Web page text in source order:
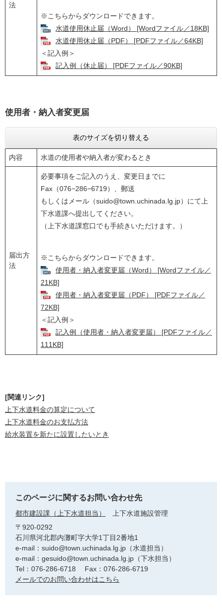
法
※こちらからダウンロードできます。
水道使用休止届（Word） [Wordファイル／18KB]
水道使用休止届（PDF） [PDFファイル／64KB]
＜記入例＞
記入例（休止届） [PDFファイル／90KB]
使用者・納入者変更届
表のサイズを切り替える
内容 水道の使用者や納入者が変わるとき
届出方
法
必要事項をご記入のうえ、変更日までに
Fax（076−286−6719）、郵送
もしくはメール（suido@town.uchinada.lg.jp）にて上
下水道課へ提出してください。
（上下水道課窓口でも手続きいただけます。）
※こちらからダウンロードできます。
使用者・納入者変更届（Word） [Wordファイル／
21KB]
使用者・納入者変更届（PDF） [PDFファイル／
72KB]
＜記入例＞
記入例（使用者・納入者変更届） [PDFファイル／
111KB]
[関連リンク]
上下水道料金の算定について
上下水道料金のお支払方法
給水装置を新たに設置したいとき
このページに関するお問い合わせ先
都市建設課（上下水道担当）
上下水道施設管理
〒920-0292
石川県河北郡内灘町字大学1丁目2番地1
e-mail：suido@town.uchinada.lg.jp（水道担当）
e-mail：gesuido@town.uchinada.lg.jp（下水担当）
Tel：076-286-6718
Fax：076-286-6719
メールでのお問い合わせはこちら